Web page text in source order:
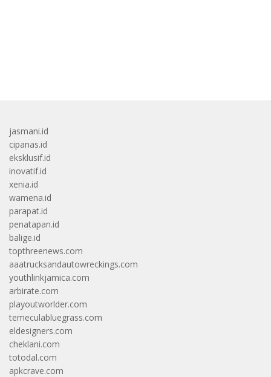
jasmani.id
cipanas.id
eksklusif.id
inovatif.id
xenia.id
wamena.id
parapat.id
penatapan.id
balige.id
topthreenews.com
aaatrucksandautowreckings.com
youthlinkjamica.com
arbirate.com
playoutworlder.com
temeculabluegrass.com
eldesigners.com
cheklani.com
totodal.com
apkcrave.com